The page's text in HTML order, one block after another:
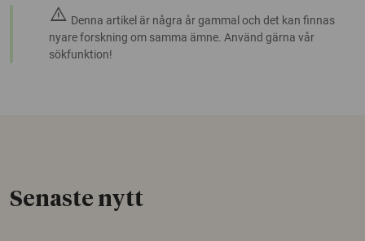
warning Denna artikel är några år gammal och det kan finnas
nyare forskning om samma ämne. Använd gärna vår
sökfunktion!
Senaste nytt